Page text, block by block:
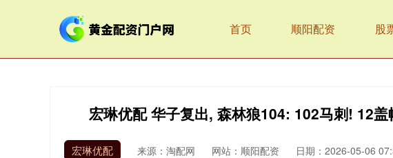
首页 顺阳配资 股
宏琳优配 华子复出, 森林狼104: 102马刺! 12
宏琳优配 来源：淘配网 网站：顺阳配资 日期：2026-05-06